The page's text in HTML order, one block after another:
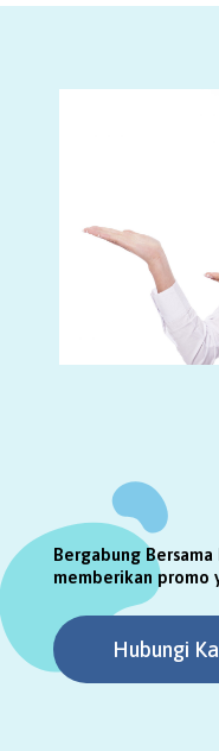
Bergabung Bersama
memberikan promo
Hubungi